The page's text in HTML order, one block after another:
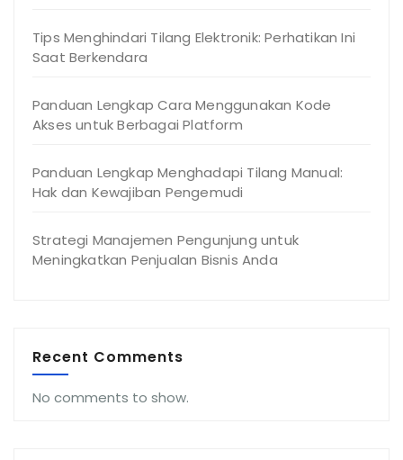
Tips Menghindari Tilang Elektronik: Perhatikan Ini
Saat Berkendara
Panduan Lengkap Cara Menggunakan Kode
Akses untuk Berbagai Platform
Panduan Lengkap Menghadapi Tilang Manual:
Hak dan Kewajiban Pengemudi
Strategi Manajemen Pengunjung untuk
Meningkatkan Penjualan Bisnis Anda
Recent Comments
No comments to show.